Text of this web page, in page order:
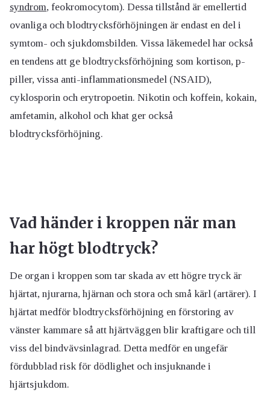
syndrom, feokromocytom). Dessa tillstånd är emellertid
ovanliga och blodtrycksförhöjningen är endast en del i
symtom- och sjukdomsbilden. Vissa läkemedel har också
en tendens att ge blodtrycksförhöjning som kortison, p-
piller, vissa anti-inflammationsmedel (NSAID),
cyklosporin och erytropoetin. Nikotin och koffein, kokain,
amfetamin, alkohol och khat ger också
blodtrycksförhöjning.
Vad händer i kroppen när man
har högt blodtryck?
De organ i kroppen som tar skada av ett högre tryck är
hjärtat, njurarna, hjärnan och stora och små kärl (artärer). I
hjärtat medför blodtrycksförhöjning en förstoring av
vänster kammare så att hjärtväggen blir kraftigare och till
viss del bindvävsinlagrad. Detta medför en ungefär
fördubblad risk för dödlighet och insjuknande i
hjärtsjukdom.